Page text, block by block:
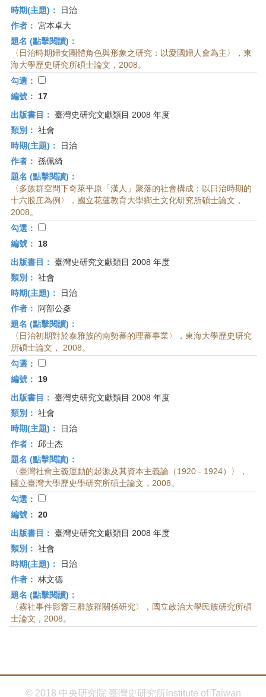
時期(主題)：
日治
作者： 宮本卓大
題名 (點擊閱讀)：
〈日治時期婦女團體角色與形象之研究：以愛國婦人會為主〉，東
海大學歷史研究所碩士論文，2008。
勾選：
編號：
17
出版書目： 臺灣史研究文獻類目 2008 年度
類別： 社會
時期(主題)：
日治
作者： 孫佩綺
題名 (點擊閱讀)：
〈多族群空間下奇萊平原「漢人」聚落的社會構成：以日治時期的
十六股庄為例〉，國立花蓮教育大學鄉土文化研究所碩士論文，
2008。
勾選：
編號：
18
出版書目： 臺灣史研究文獻類目 2008 年度
類別： 社會
時期(主題)：
日治
作者：
阿部公彥
題名 (點擊閱讀)：
〈日治初期對於泰雅族的南勢蕃的理蕃事業〉，東海大學歷史研究
所碩士論文， 2008。
勾選：
編號：
19
出版書目： 臺灣史研究文獻類目 2008 年度
類別： 社會
時期(主題)：
日治
作者：
邱士杰
題名 (點擊閱讀)：
〈臺灣社會主義運動的起源及其資本主義論（1920 - 1924）〉，
國立臺灣大學歷史學研究所碩士論文，2008。
勾選：
編號： 20
出版書目： 臺灣史研究文獻類目 2008 年度
類別： 社會
時期(主題)：
日治
作者： 林文德
題名 (點擊閱讀)：
〈霧社事件影響三群族群關係研究〉，國立政治大學民族研究所碩
士論文，2008。
© 2018 中央研究院 臺灣史研究所Institute of Taiwan